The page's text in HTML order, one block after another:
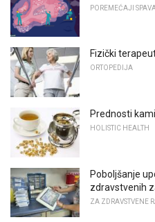
POREMEĆAJI
Fizički
ORTOPEDIJA
Prednosti
HOLISTIC HEALTH
Poboljšanje
zdravstvenih
ZA ZDRAVSTVENE